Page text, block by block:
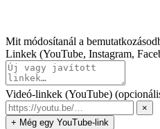
Mit módosítanál a
Linkek (YouTube, Instagram,
Videó-linkek (YouTube)
×
+ Még egy YouTube-link